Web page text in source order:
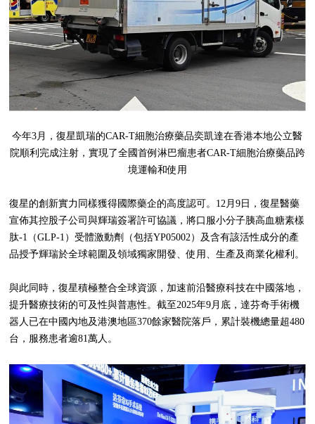
今年3月，復星凱瑞的CAR-T細胞治療藥品奕凱達在香港本地公立醫
院順利完成注射，實現了全國首例淋巴瘤患者CAR-T細胞治療藥品跨
境運輸和使用
復星的創新實力同樣獲得國際藥企的高度認可。12月9日，復星醫藥
宣佈其控股子公司與輝瑞簽署許可協議，將口服小分子胰高血糖素樣
肽‑1（GLP‑1）受體激動劑（包括YP05002）及含有該活性成分的產
品授予輝瑞於全球範圍及領域獨家開發、使用、生產及商業化權利。
與此同時，復星積極整合全球資源，加速前沿醫療科技在中國落地，
提升醫療技術的可及性與普惠性。截至2025年9月底，達芬奇手術機
器人已在中國內地及港澳地區370餘家醫院落戶，累計裝機總量超480
台，服務患者逾81萬人。